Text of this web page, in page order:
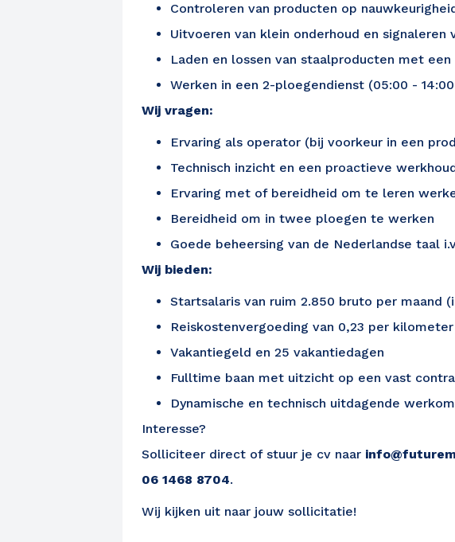
Controleren van producten op
Uitvoeren van klein onderhoud en signaleren
Laden en lossen van staalproducten met
Werken in een 2-ploegendienst (05:00 -
Wij vragen:
Ervaring als operator (bij voorkeur in een
Technisch inzicht en een proactieve
Ervaring met of bereidheid om te leren
Bereidheid om in twee ploegen te werken
Goede beheersing van de Nederlandse taal
Wij bieden:
Startsalaris van ruim 2.850 bruto per maand
Reiskostenvergoeding van 0,23 per kilometer
Vakantiegeld en 25 vakantiedagen
Fulltime baan met uitzicht op een vast
Dynamische en technisch uitdagende
Interesse?
Solliciteer direct of stuur je cv naar
06 1468 8704.
Wij kijken uit naar jouw sollicitatie!